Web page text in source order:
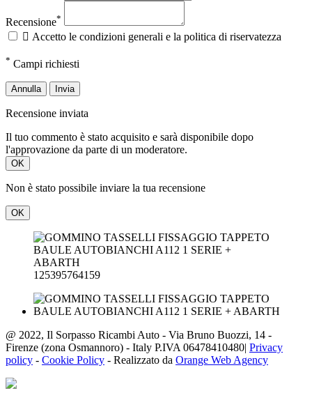
Recensione*
 Accetto le condizioni generali e la politica di riservatezza
* Campi richiesti
Annulla Invia
Recensione inviata
Il tuo commento è stato acquisito e sarà disponibile dopo
l'approvazione da parte di un moderatore.
OK
Non è stato possibile inviare la tua recensione
OK
125395764159
@ 2022, Il Sorpasso Ricambi Auto - Via Bruno Buozzi, 14 -
Firenze (zona Osmannoro) - Italy P.IVA 06478410480| Privacy
policy - Cookie Policy - Realizzato da Orange Web Agency